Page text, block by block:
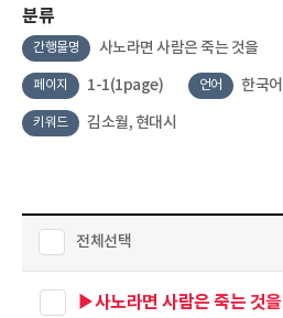
분류
간행물명 사노라면 사람은 죽는 것을
페이지 1-1(1page) 언어 한국어
키워드 김소월, 현대시
전체선택
▶사노라면 사람은 죽는 것을